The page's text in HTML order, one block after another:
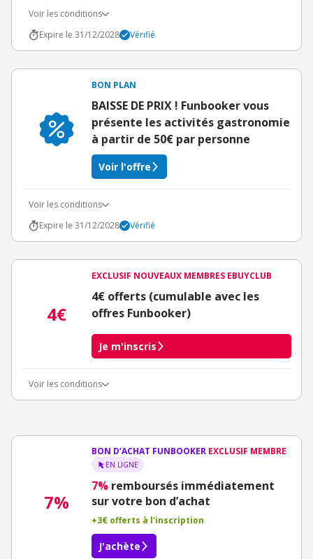
Voir les conditions
Expire le 31/12/2028
Vérifié
BON PLAN
BAISSE DE PRIX ! Funbooker vous
présente les activités gastronomie
à partir de 50€ par personne
Voir l'offre
Voir les conditions
Expire le 31/12/2028
Vérifié
4€
EXCLUSIF NOUVEAUX MEMBRES EBUYCLUB
4€ offerts (cumulable avec les
offres Funbooker)
Je m'inscris
Voir les conditions
Offre réservée à une toute première inscription chez eBuyClub.
7%
BON D’ACHAT FUNBOOKER EXCLUSIF MEMBRE
EN LIGNE
7% remboursés immédiatement
sur votre bon d’achat
+3€ offerts à l'inscription
J'achète